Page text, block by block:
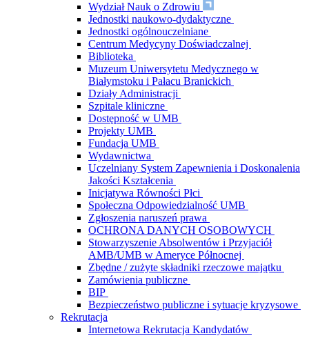
Wydział Nauk o Zdrowiu
Jednostki naukowo-dydaktyczne
Jednostki ogólnouczelniane
Centrum Medycyny Doświadczalnej
Biblioteka
Muzeum Uniwersytetu Medycznego w
Białymstoku i Pałacu Branickich
Działy Administracji
Szpitale kliniczne
Dostępność w UMB
Projekty UMB
Fundacja UMB
Wydawnictwa
Uczelniany System Zapewnienia i Doskonalenia
Jakości Kształcenia
Inicjatywa Równości Płci
Społeczna Odpowiedzialność UMB
Zgłoszenia naruszeń prawa
OCHRONA DANYCH OSOBOWYCH
Stowarzyszenie Absolwentów i Przyjaciół
AMB/UMB w Ameryce Północnej
Zbędne / zużyte składniki rzeczowe majątku
Zamówienia publiczne
BIP
Bezpieczeństwo publiczne i sytuacje kryzysowe
Rekrutacja
Internetowa Rekrutacja Kandydatów